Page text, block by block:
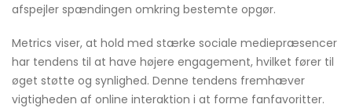
afspejler spændingen omkring bestemte opgør.
Metrics viser, at hold med stærke sociale mediepræsencer
har tendens til at have højere engagement, hvilket fører til
øget støtte og synlighed. Denne tendens fremhæver
vigtigheden af online interaktion i at forme fanfavoritter.